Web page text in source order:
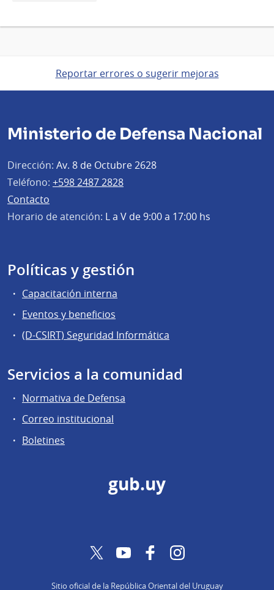
Reportar errores o sugerir mejoras
Ministerio de Defensa Nacional
Dirección: Av. 8 de Octubre 2628
Teléfono: +598 2487 2828
Contacto
Horario de atención: L a V de 9:00 a 17:00 hs
Políticas y gestión
Capacitación interna
Eventos y beneficios
(D-CSIRT) Seguridad Informática
Servicios a la comunidad
Normativa de Defensa
Correo institucional
Boletines
gub.uy
TwitterYouTubeFacebookInstagram
Sitio oficial de la República Oriental del Uruguay